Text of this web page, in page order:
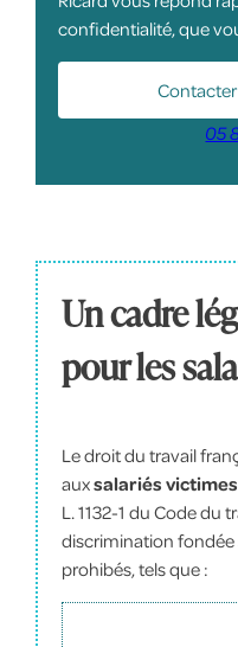
confidentialité, que
05
Un cadre
pour les
Le droit du travail
auxsalariés
L. 1132-1 du Code du
discrimination fondée
prohibés, tels que :